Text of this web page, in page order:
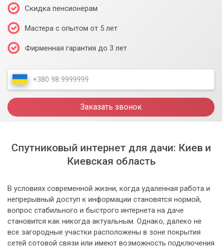
Скидка пенсионерам
Мастера с опытом от 5 лет
Фирменная гарантия до 3 лет
Заказать звонок
Спутниковый интернет для дачи: Киев и
Киевская область
В условиях современной жизни, когда удаленная работа и
непрерывный доступ к информации становятся нормой,
вопрос стабильного и быстрого интернета на даче
становится как никогда актуальным. Однако, далеко не
все загородные участки расположены в зоне покрытия
сетей сотовой связи или имеют возможность подключения